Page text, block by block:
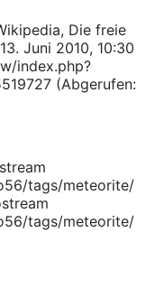
Die freie
Juni 2010, 10:30
index.php?
(Abgerufen:
tags/meteorite/
tags/meteorite/